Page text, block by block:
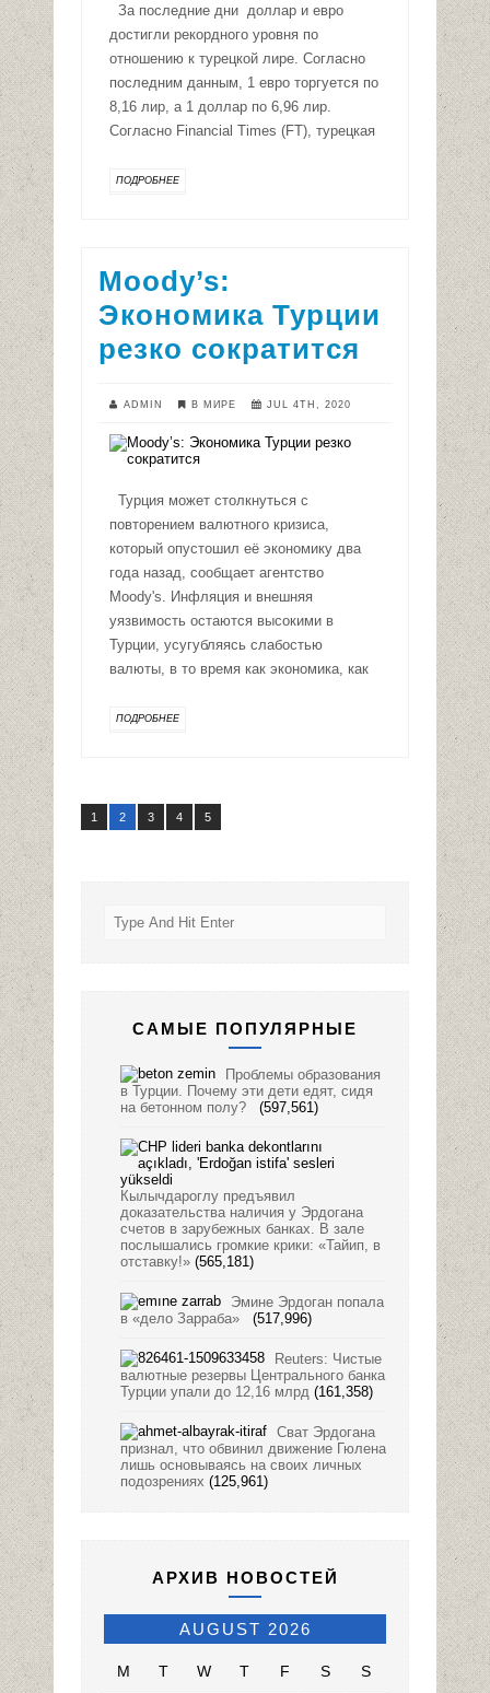
За последние дни доллар и евро
достигли рекордного уровня по
отношению к турецкой лире. Согласно
последним данным, 1 евро торгуется по
8,16 лир, а 1 доллар по 6,96 лир.
Согласно Financial Times (FT), турецкая
ПОДРОБНЕЕ
Moody’s:
Экономика Турции
резко сократится
ADMIN В МИРЕ JUL 4TH, 2020
Турция может столкнуться с
повторением валютного кризиса,
который опустошил её экономику два
года назад, сообщает агентство
Moody's. Инфляция и внешняя
уязвимость остаются высокими в
Турции, усугубляясь слабостью
валюты, в то время как экономика, как
ПОДРОБНЕЕ
1 2 3 4 5
САМЫЕ ПОПУЛЯРНЫЕ
Проблемы образования
в Турции. Почему эти дети едят, сидя
на бетонном полу?
(597,561)
Кылычдароглу предъявил
доказательства наличия у Эрдогана
счетов в зарубежных банках. В зале
послышались громкие крики: «Тайип, в
отставку!» (565,181)
Эмине Эрдоган попала
в «дело Зарраба»
(517,996)
Reuters: Чистые
валютные резервы Центрального банка
Турции упали до 12,16 млрд (161,358)
Сват Эрдогана
признал, что обвинил движение Гюлена
лишь основываясь на своих личных
подозрениях (125,961)
АРХИВ НОВОСТЕЙ
AUGUST 2026
M T W T F S S